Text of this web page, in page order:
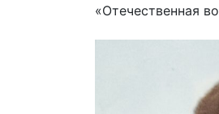
«Отечественная